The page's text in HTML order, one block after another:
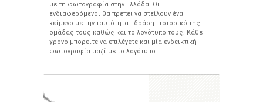
με τη φωτογραφία στην Ελλάδα. Οι
ενδιαφερόμενοι θα πρέπει να στείλουν ένα
κείμενο με την ταυτότητα - δράση - ιστορικό της
ομάδας τους καθώς και το λογότυπο τους. Κάθε
χρόνο μπορείτε να επιλέγετε και μία ενδεικτική
φωτογραφία μαζί με το λογότυπο.